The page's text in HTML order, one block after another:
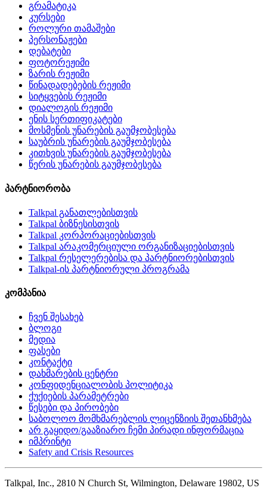
გრამატიკა
კურსები
როლური თამაშები
პერსონაჟები
დებატები
ფოტორეჟიმი
ზარის რეჟიმი
წინადადებების რეჟიმი
სიტყვების რეჟიმი
დიალოგის რეჟიმი
ენის სერთიფიკატები
მოსმენის უნარების გაუმჯობესება
საუბრის უნარების გაუმჯობესება
კითხვის უნარების გაუმჯობესება
წერის უნარების გაუმჯობესება
პარტნიორობა
Talkpal განათლებისთვის
Talkpal ბიზნესისთვის
Talkpal კორპორაციებისთვის
Talkpal არაკომერციული ორგანიზაციებისთვის
Talkpal რესელერებისა და პარტნიორებისთვის
Talkpal-ის პარტნიორული პროგრამა
კომპანია
ჩვენ შესახებ
ბლოგი
მედია
ფასები
კონტაქტი
დახმარების ცენტრი
კონფიდენციალობის პოლიტიკა
ქუქიების პარამეტრები
წესები და პირობები
საბოლოო მომხმარებლის ლიცენზიის შეთანხმება
არ გაყიდო/გააზიარო ჩემი პირადი ინფორმაცია
იმპრინტი
Safety and Crisis Resources
Talkpal, Inc., 2810 N Church St, Wilmington, Delaware 19802, US